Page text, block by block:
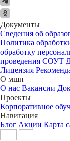
Документы
Сведения об
Политика
обработку
проведения СОУТ
Лицензия
О мшп
О нас Вакансии
Проекты
Корпоративное
Навигация
Блог Акции Карта